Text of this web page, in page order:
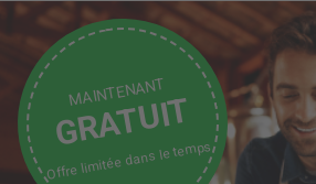
MAINTENANT
GRATUIT
Offre limitée dans le temps